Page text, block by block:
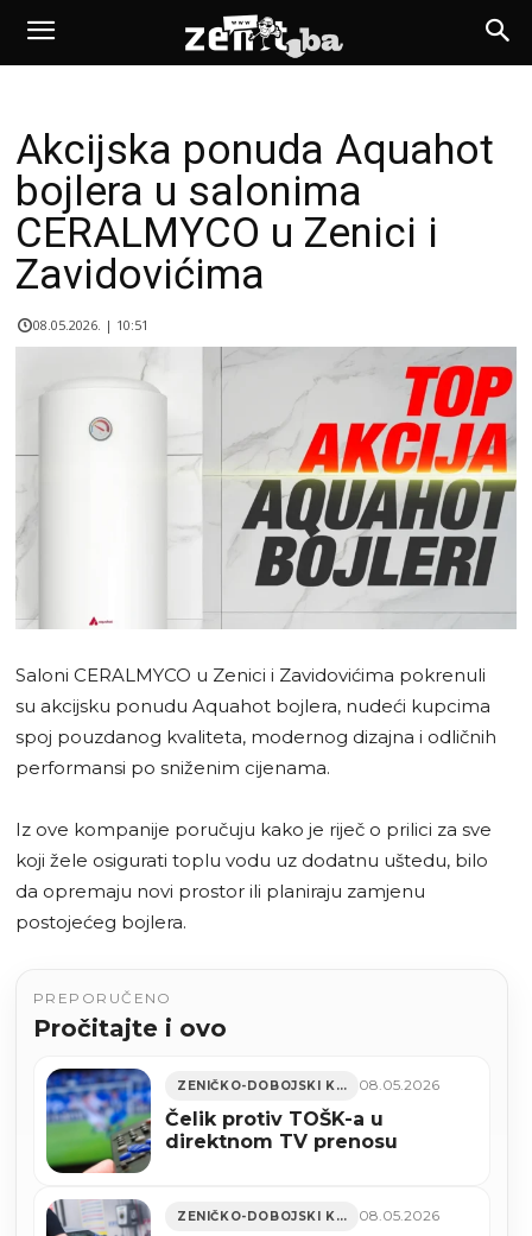
Akcijska ponuda Aquahot
bojlera u salonima
CERALMYCO u Zenici i
Zavidovićima
08.05.2026. | 10:51
Saloni CERALMYCO u Zenici i Zavidovićima pokrenuli
su akcijsku ponudu Aquahot bojlera, nudeći kupcima
spoj pouzdanog kvaliteta, modernog dizajna i odličnih
performansi po sniženim cijenama.
Iz ove kompanije poručuju kako je riječ o prilici za sve
koji žele osigurati toplu vodu uz dodatnu uštedu, bilo
da opremaju novi prostor ili planiraju zamjenu
postojećeg bojlera.
PREPORUČENO
Pročitajte i ovo
ZENIČKO-DOBOJSKI KANTON 08.05.2026
Čelik protiv TOŠK-a u
direktnom TV prenosu
ZENIČKO-DOBOJSKI KANTON 08.05.2026